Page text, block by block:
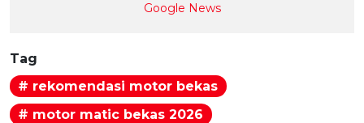
Google News
Tag
# rekomendasi motor bekas
# motor matic bekas 2026